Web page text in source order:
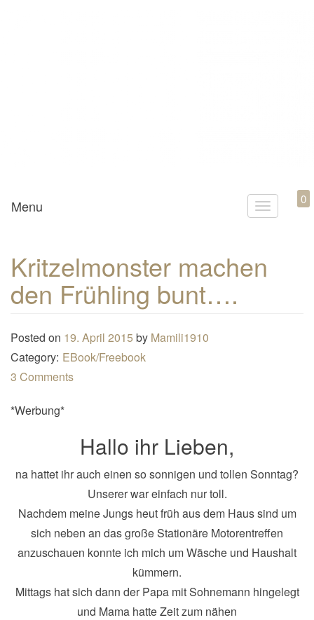
Mamili1910
T
g
o
Menu 0
Kritzelmonster machen
den Frühling bunt….
Posted on 19. April 2015 by Mamili1910
Category: EBook/Freebook
3 Comments
*Werbung*
Hallo ihr Lieben,
na hattet ihr auch einen so sonnigen und tollen Sonntag?
Unserer war einfach nur toll.
Nachdem meine Jungs heut früh aus dem Haus sind um
sich neben an das große Stationäre Motorentreffen
anzuschauen konnte ich mich um Wäsche und Haushalt
kümmern.
Mittags hat sich dann der Papa mit Sohnemann hingelegt
und Mama hatte Zeit zum nähen